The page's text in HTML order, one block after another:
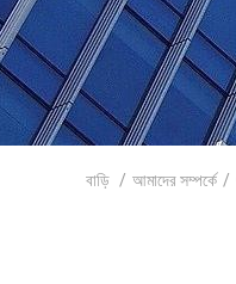
বাড়ি / আমাদের সম্পর্কে /